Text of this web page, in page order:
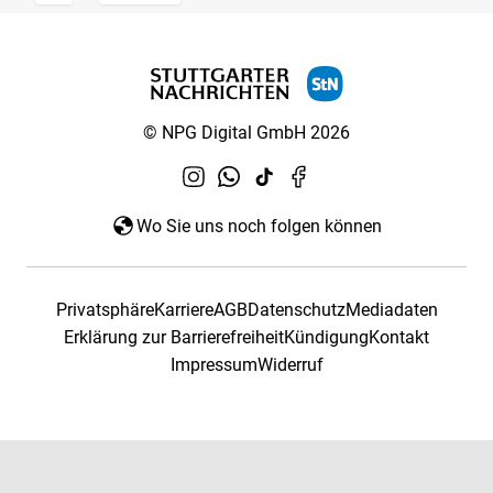
© NPG Digital GmbH 2026
Wo Sie uns noch folgen können
PrivatsphäreKarriereAGBDatenschutzMediadaten
Erklärung zur BarrierefreiheitKündigungKontakt
ImpressumWiderruf